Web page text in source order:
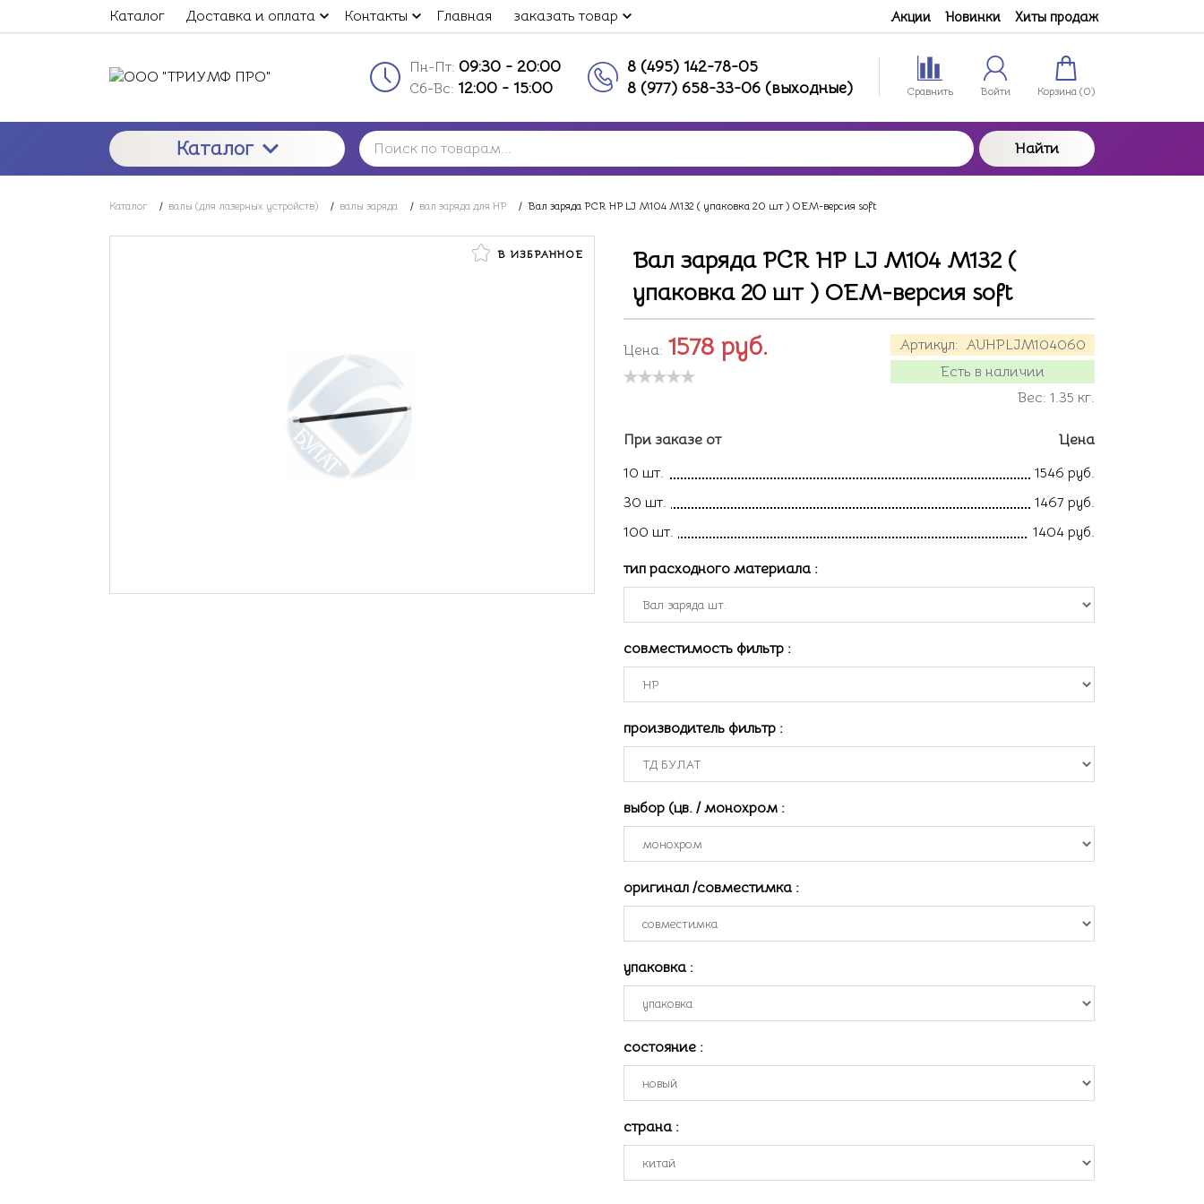
Каталог Доставка и оплата Контакты Главная заказать товар Акции Новинки Хиты продаж
Пн-Пт: 09:30 - 20:00
Сб-Вс: 12:00 - 15:00
8 (495) 142-78-05
8 (977) 658-33-06 (выходные)
Сравнить Войти Корзина (0)
Каталог Найти
Каталог / валы (для лазерных устройств) / валы заряда / вал заряда для HP / Вал заряда PCR HP LJ M104 M132 ( упаковка 20 шт ) OEM-версия soft
В ИЗБРАННОЕ
Вал заряда PCR HP LJ M104 M132 (
упаковка 20 шт ) OEM-версия soft
Артикул: AUHPLJM104060
Есть в наличии
Вес: 1.35 кг.
Цена: 1578 руб.
При заказе от
Цена
10 шт.
1546 руб.
30 шт.
1467 руб.
100 шт.
1404 руб.
тип расходного материала :
совместимость фильтр :
производитель фильтр :
выбор (цв. / монохром :
оригинал /совместимка :
упаковка :
состояние :
страна :